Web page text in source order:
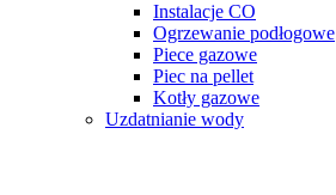
Instalacje CO
Ogrzewanie podłogowe
Piece gazowe
Piec na pellet
Kotły gazowe
Uzdatnianie wody